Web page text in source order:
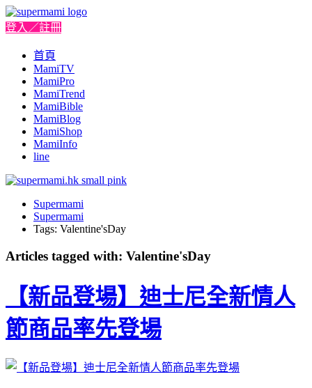
登入／註冊
首頁
MamiTV
MamiPro
MamiTrend
MamiBible
MamiBlog
MamiShop
MamiInfo
line
Supermami
Supermami
Tags: Valentine'sDay
Articles tagged with: Valentine'sDay
【新品登場】迪士尼全新情人
節商品率先登場